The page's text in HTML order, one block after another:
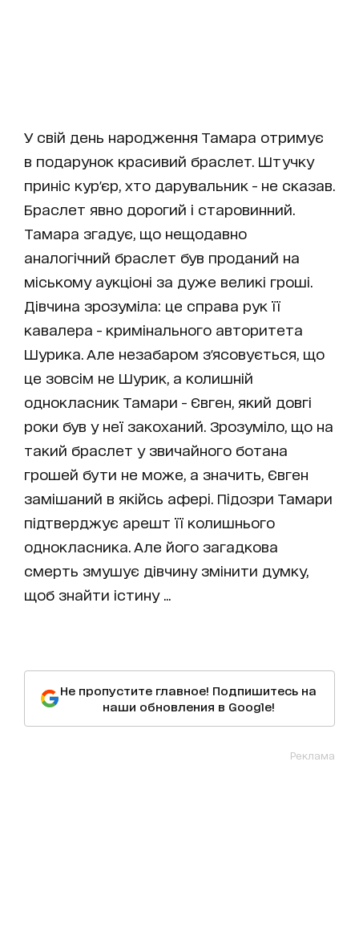
У свій день народження Тамара отримує
в подарунок красивий браслет. Штучку
приніс кур'єр, хто дарувальник - не сказав.
Браслет явно дорогий і старовинний.
Тамара згадує, що нещодавно
аналогічний браслет був проданий на
міському аукціоні за дуже великі гроші.
Дівчина зрозуміла: це справа рук її
кавалера - кримінального авторитета
Шурика. Але незабаром з'ясовується, що
це зовсім не Шурик, а колишній
однокласник Тамари - Євген, який довгі
роки був у неї закоханий. Зрозуміло, що на
такий браслет у звичайного ботана
грошей бути не може, а значить, Євген
замішаний в якійсь афері. Підозри Тамари
підтверджує арешт її колишнього
однокласника. Але його загадкова
смерть змушує дівчину змінити думку,
щоб знайти істину ...
Не пропустите главное! Подпишитесь на
наши обновления в Google!
Реклама